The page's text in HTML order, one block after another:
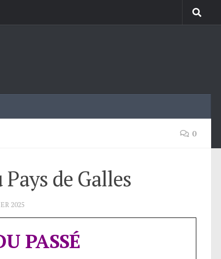
0
de Galles
2025
PASSÉ